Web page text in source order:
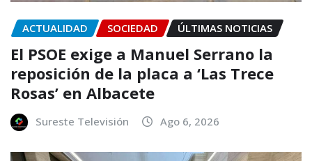
ACTUALIDAD SOCIEDAD ÚLTIMAS NOTICIAS
El PSOE exige a Manuel Serrano la
reposición de la placa a ‘Las Trece
Rosas’ en Albacete
Sureste Televisión Ago 6, 2026